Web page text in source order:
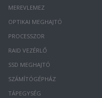
MEREVLEMEZ
OPTIKAI MEGHAJTÓ
PROCESSZOR
RAID VEZÉRLŐ
SSD MEGHAJTÓ
SZÁMÍTÓGÉPHÁZ
TÁPEGYSÉG